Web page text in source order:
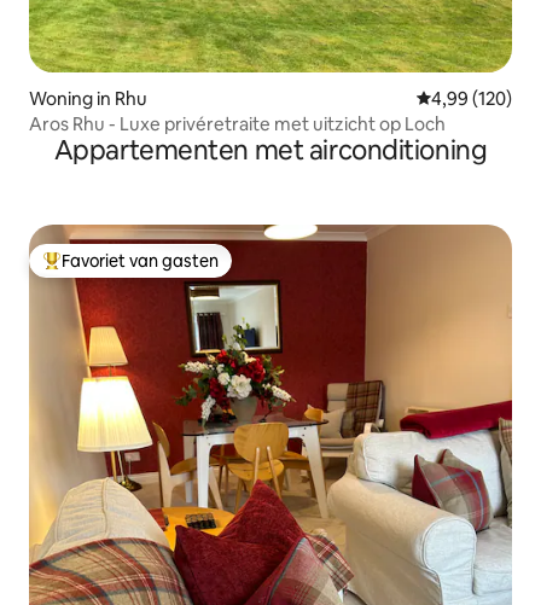
Woning in Rhu Gemiddelde
4,99 (120)
Aros Rhu - Luxe privéretraite met uitzicht op Loch
Appartementen met airconditioning
Topfavoriet van gasten
Favoriet van gasten